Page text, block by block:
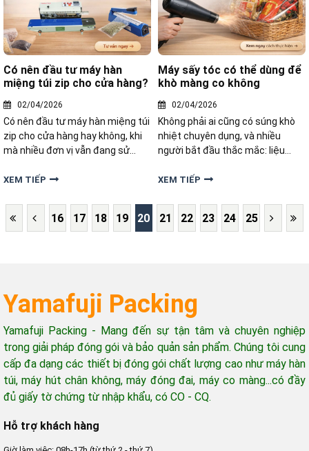
Có nên đầu tư máy hàn
miệng túi zip cho cửa hàng?
02/04/2026
Có nên đầu tư máy hàn miệng túi
zip cho cửa hàng hay không, khi
mà nhiều đơn vị vẫn đang sử
công truyền thống? Để đưa ra
doanh cần cân nhắc đến nhu cầu
sử dụng
XEM TIẾP
Máy sấy tóc có thể dùng để
khò màng co không
02/04/2026
Không phải ai cũng có súng khò
nhiệt chuyên dụng, và nhiều
người bắt đầu thắc mắc: liệu
thể thay thế được không? Mặc
nhưng liệu có đáp ứng được yêu
cầu này
XEM TIẾP
16 17 18 19 20 21 22 23 24 25
Yamafuji Packing
Yamafuji Packing - Mang đến sự tận tâm và chuyên nghiệp
trong giải pháp đóng gói và bảo quản sản phẩm. Chúng tôi cung
cấp đa dạng các thiết bị đóng gói chất lượng cao như máy hàn
túi, máy hút chân không, máy đóng đai, máy co màng...có đầy
đủ giấy tờ chứng từ nhập khẩu, có CO - CQ.
Hỗ trợ khách hàng